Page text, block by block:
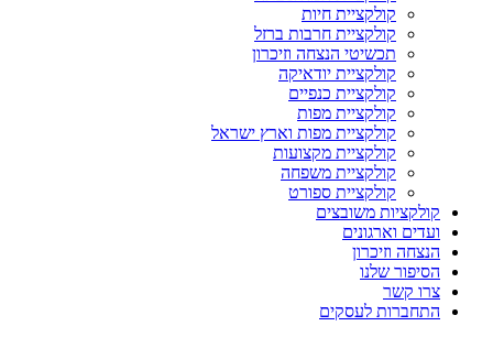
קולקציית חיות
קולקציית חרבות ברזל
תכשיטי הנצחה וזיכרון
קולקציית יודאיקה
קולקציית כנפיים
קולקציית מפות
קולקציית מפות וארץ ישראל
קולקציית מקצועות
קולקציית משפחה
קולקציית ספורט
קולקציות משובצים
ועדים וארגונים
הנצחה וזיכרון
הסיפור שלנו
צרו קשר
התחברות לעסקים